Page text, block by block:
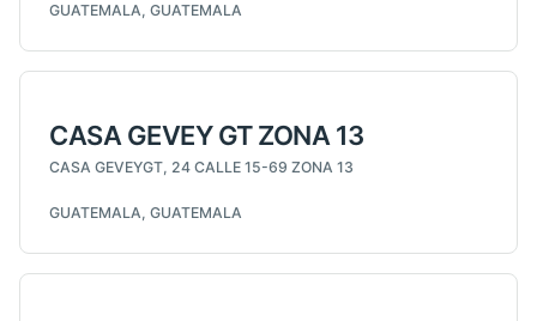
GUATEMALA, GUATEMALA
CASA GEVEY GT ZONA 13
CASA GEVEYGT, 24 CALLE 15-69 ZONA 13
GUATEMALA, GUATEMALA